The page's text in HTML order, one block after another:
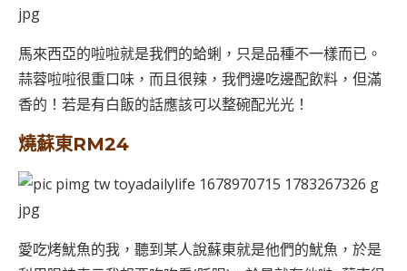
馬來西亞的啦啦就是我們的蛤蜊，只是品種不一樣而已。
蒜蓉啦啦很重口味，而且很辣，我們邊吃邊配飲料，但滿
香的！若是有白飯的話應該可以整碗配光光！
燒蘇東RM24
愛吃烤魷魚的我，聽到某人說蘇東就是他們的魷魚，於是